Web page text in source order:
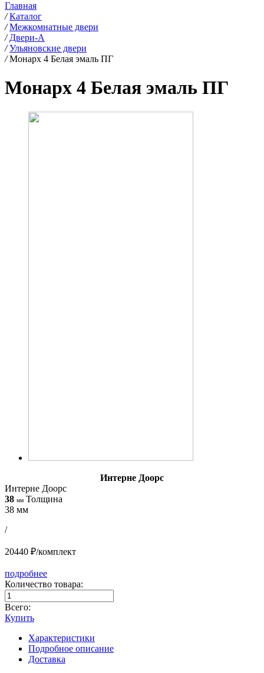
Главная
/ Каталог
/ Межкомнатные двери
/ Двери-А
/ Ульяновские двери
/ Монарх 4 Белая эмаль ПГ
Монарх 4 Белая эмаль ПГ
Интерне Доорс
Интерне Доорс
38 мм Толщина
38 мм
/
20440 ₽/комплект
подробнее
Количество товара:
Всего:
Купить
Характеристики
Подробное описание
Доставка